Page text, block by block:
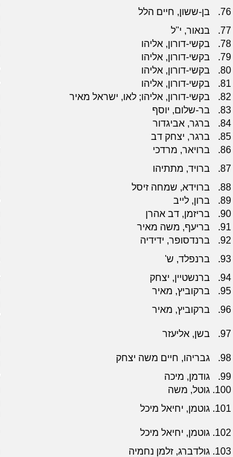
76.
בן-ששון, חיים הלל
77.
בנאור, י"ל
78.
בקשי-דורון, אליהו
79.
בקשי-דורון, אליהו
80.
בקשי-דורון, אליהו
81.
בקשי-דורון, אליהו
82.
בקשי-דורון, אליהו; לאו, ישראל מאיר
83.
בר-שלום, יוסף
84.
ברגר, אביגדור
85.
ברגר, יצחק דב
86.
ברויאר, מרדכי
87.
ברויד, מתתיהו
88.
ברוידא, שמחה זיסל
89.
ברון, לייב
90.
בריזמן, דב אהרן
91.
בריעף, משה מאיר
92.
ברנדסופר, ידידיה
93.
ברנפלד, ש'
94.
ברנשטיין, יצחק
95.
ברקוביץ, מאיר
96.
ברקוביץ, מאיר
97. בשן, אליעזר
98. גבריהו, חיים משה יצחק
99.
גודמן, מיכה
100. גוטל, משה
101. גוטמן, יחיאל מיכל
102. גוטמן, יחיאל מיכל
103. גולדברג, זלמן נחמיה